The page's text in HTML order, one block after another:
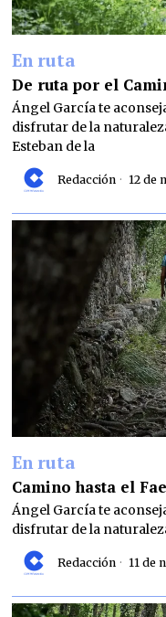
En ruta
De ruta por el
Ángel García te
disfrutar de la
Esteban de la
Redacción 12 de
En ruta
Camino hasta el
Ángel García te
disfrutar de la
Redacción 11 de